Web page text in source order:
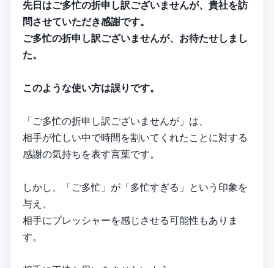
先日はご多忙の折申し訳ございませんが、貴社を訪
問させていただき感謝です。
ご多忙の折申し訳ございませんが、お待たせしまし
た。
このような使い方は誤りです。
「ご多忙の折申し訳ございませんが」は、
相手が忙しい中で時間を割いてくれたことに対する
感謝の気持ちを表す言葉です。
しかし、「ご多忙」が「多忙すぎる」という印象を
与え、
相手にプレッシャーを感じさせる可能性もありま
す。